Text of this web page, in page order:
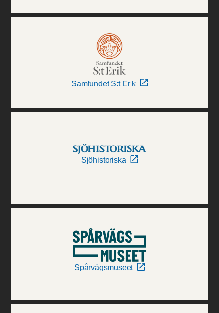
Samfundet S:t Erik
Sjöhistoriska
Spårvägsmuseet